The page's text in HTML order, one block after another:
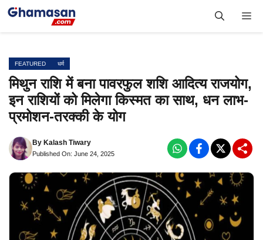
Skip
FEATURED धर्म
मिथुन राशि में बना पावरफुल शशि आदित्य राजयोग,
इन राशियों को मिलेगा किस्मत का साथ, धन लाभ-
प्रमोशन-तरक्की के योग
By Kalash Tiwary
Published On: June 24, 2025